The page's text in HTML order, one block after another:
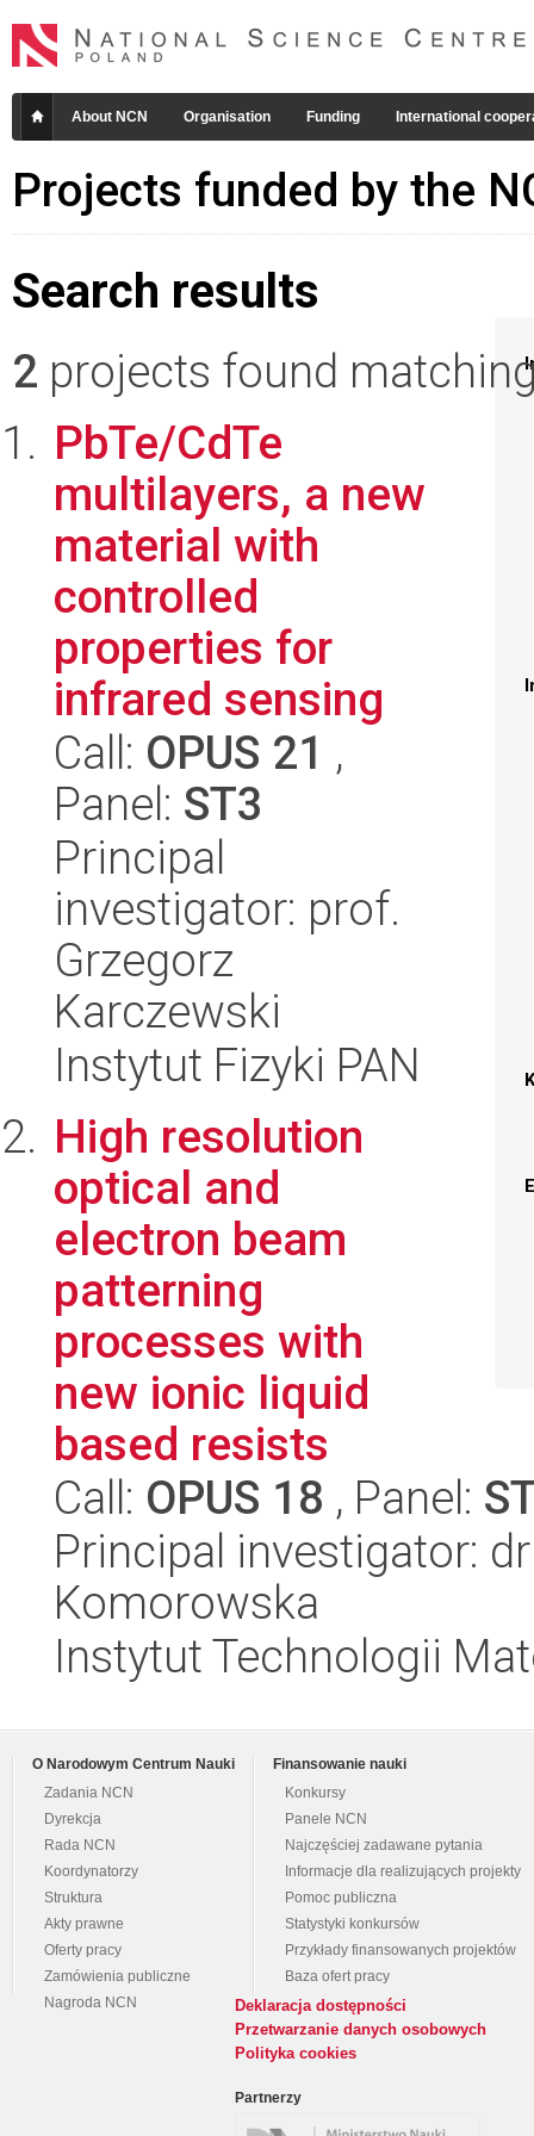
About NCN Organisation Funding International
Projects funded by the
Search results
2 projects found
PbTe/CdTe
multilayers, a new
material with
controlled
properties for
infrared sensing
Call: OPUS 21 ,
Panel: ST3
Principal
investigator: prof.
Grzegorz
Karczewski
Instytut Fizyki PAN
High resolution
optical and
electron beam
patterning
processes with
new ionic liquid
based resists
Call: OPUS 18 , Panel:
Principal investigator:
Komorowska
Instytut Technologii
O Narodowym Centrum Nauki
Zadania NCN
Dyrekcja
Rada NCN
Koordynatorzy
Struktura
Akty prawne
Oferty pracy
Zamówienia publiczne
Nagroda NCN
Finansowanie nauki
Konkursy
Panele NCN
Najczęściej zadawane pytania
Informacje dla realizujących projekty
Pomoc publiczna
Statystyki konkursów
Przykłady finansowanych projektów
Baza ofert pracy
Deklaracja dostępności
Przetwarzanie danych osobowych
Polityka cookies
Partnerzy